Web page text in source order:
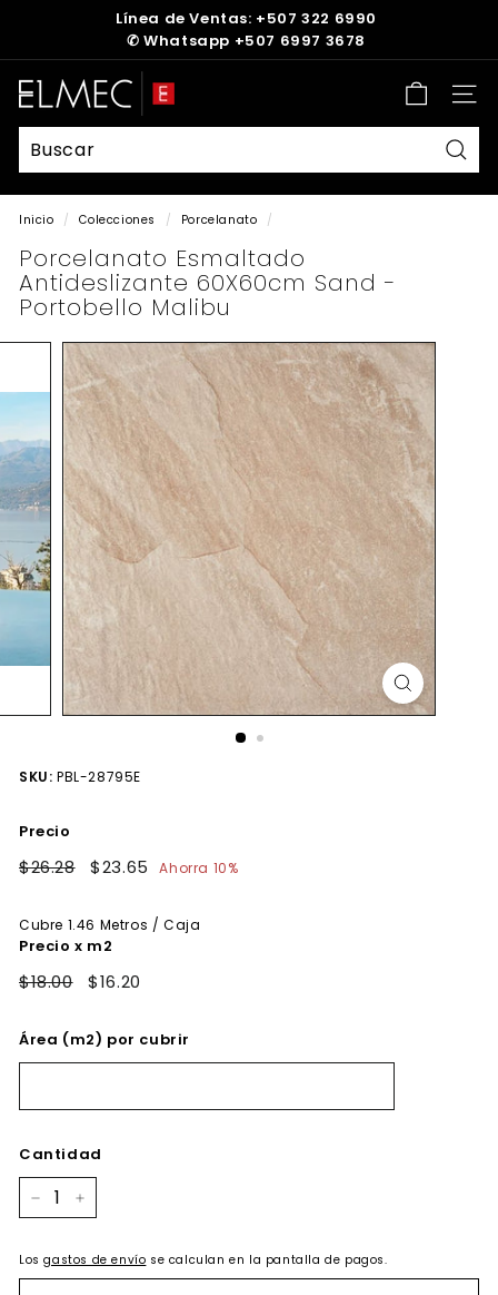
diapositivas
pausa
Línea de Ventas: +507 322 6990
✆ Whatsapp +507 6997 3678
E
L
M
E
C
Inicio / Colecciones / Porcelanato /
Porcelanato Esmaltado
Antideslizante 60X60cm Sand -
Portobello Malibu
SKU: PBL-28795E
Precio
Precio
$26.28$26.28
Precio
$23.65 $23.65
Ahorra 10%
Cubre 1.46 Metros / Caja
Precio x m2
$18.00 $16.20
Área (m2) por cubrir
Cantidad
Losgastos de envío se calculan en la pantalla de pagos.